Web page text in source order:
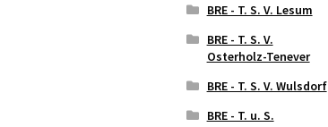
BRE - T. S. V. Lesum
BRE - T. S. V.
Osterholz-Tenever
BRE - T. S. V. Wulsdorf
BRE - T. u. S.